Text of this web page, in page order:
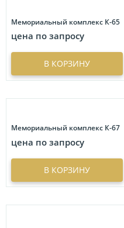
Свечи
Символ
Фон
Цветы
Живопись
Портрет на стекле
Портреты на стекле с
Иконы
Металлофото
Скульптуры на могилу
Цена
Вес
кг.
Мемориальный комплекс К-65
цена по запросу
В КОРЗИНУ
Мемориальный комплекс К-67
цена по запросу
В КОРЗИНУ